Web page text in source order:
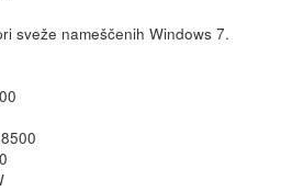
sveže nameščenih Windows 7.